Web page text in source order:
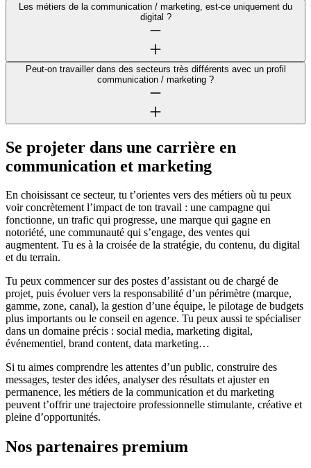
Les métiers de la communication / marketing, est-ce uniquement du
digital ?
Peut-on travailler dans des secteurs très différents avec un profil
communication / marketing ?
Se projeter dans une carrière en
communication et marketing
En choisissant ce secteur, tu t’orientes vers des métiers où tu peux
voir concrètement l’impact de ton travail : une campagne qui
fonctionne, un trafic qui progresse, une marque qui gagne en
notoriété, une communauté qui s’engage, des ventes qui
augmentent. Tu es à la croisée de la stratégie, du contenu, du digital
et du terrain.
Tu peux commencer sur des postes d’assistant ou de chargé de
projet, puis évoluer vers la responsabilité d’un périmètre (marque,
gamme, zone, canal), la gestion d’une équipe, le pilotage de budgets
plus importants ou le conseil en agence. Tu peux aussi te spécialiser
dans un domaine précis : social media, marketing digital,
événementiel, brand content, data marketing…
Si tu aimes comprendre les attentes d’un public, construire des
messages, tester des idées, analyser des résultats et ajuster en
permanence, les métiers de la communication et du marketing
peuvent t’offrir une trajectoire professionnelle stimulante, créative et
pleine d’opportunités.
Nos partenaires premium